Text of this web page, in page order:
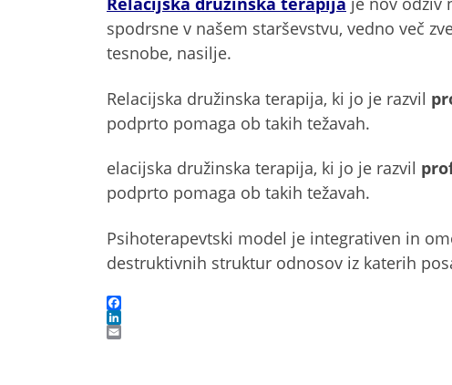
spodrsne v našem starševstvu, vedno več
tesnobe, nasilje.
Relacijska družinska terapija, ki jo je razvil
podprto pomaga ob takih težavah.
elacijska družinska terapija, ki jo je razvil
podprto pomaga ob takih težavah.
Psihoterapevtski model je integrativen in
destruktivnih struktur odnosov iz katerih
F
a
c
L
i
E